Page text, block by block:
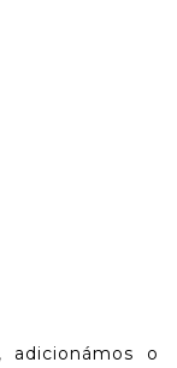
adicionámos o